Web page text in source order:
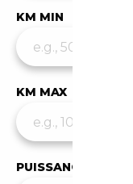
KM MIN
KM MAX
PUISSANCE MIN